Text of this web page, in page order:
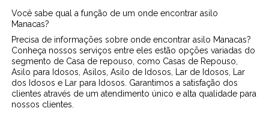
Você sabe qual a função de um onde encontrar asilo
Manacas?
Precisa de informações sobre onde encontrar asilo Manacas?
Conheça nossos serviços entre eles estão opções variadas do
segmento de Casa de repouso, como Casas de Repouso,
Asilo para Idosos, Asilos, Asilo de Idosos, Lar de Idosos, Lar
dos Idosos e Lar para Idosos. Garantimos a satisfação dos
clientes através de um atendimento único e alta qualidade para
nossos clientes.